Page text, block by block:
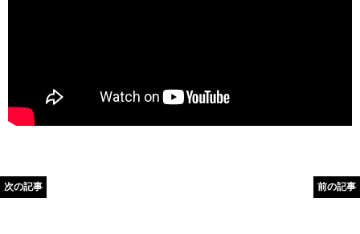
次の記事 前の記事